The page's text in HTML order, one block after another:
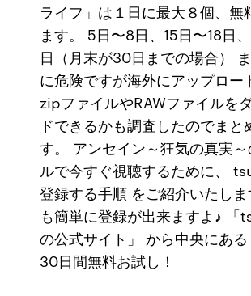
ライフ」は１日に最大８個、無
ます。 5日〜8日、15日〜18日
日（月末が30日までの場合）
に危険ですが海外にアップロー
zipファイルやRAWファイルを
ドできるかも調査したのでまと
す。 アンセイン～狂気の真実
ルで今すぐ視聴するために、
登録する手順 をご紹介いたし
も簡単に登録が出来ますよ♪ 「
の公式サイト」 から中央にあ
30日間無料お試し！